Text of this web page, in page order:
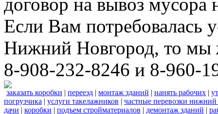
Если Вам потребовалась
Нижний Новгород, то мы
8-908-232-8246 и 8-960-
заказать коробки | переезд | монтаж зданий | нанять рабочих |
погрузчика | услуги такелажников | частные перевозки нижний
дачи | коробки | подъем стройматериалов | демонтаж зданий |